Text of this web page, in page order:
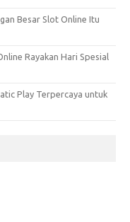
Besar Slot Online Itu
Rayakan Hari Spesial
Play Terpercaya untuk